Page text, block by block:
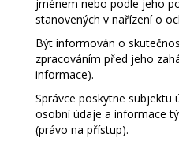
jménem nebo podle jeho
stanovených v nařízení o
Být informován o
zpracováním před jeho
informace).
Správce poskytne
osobní údaje a informace
(právo na přístup).